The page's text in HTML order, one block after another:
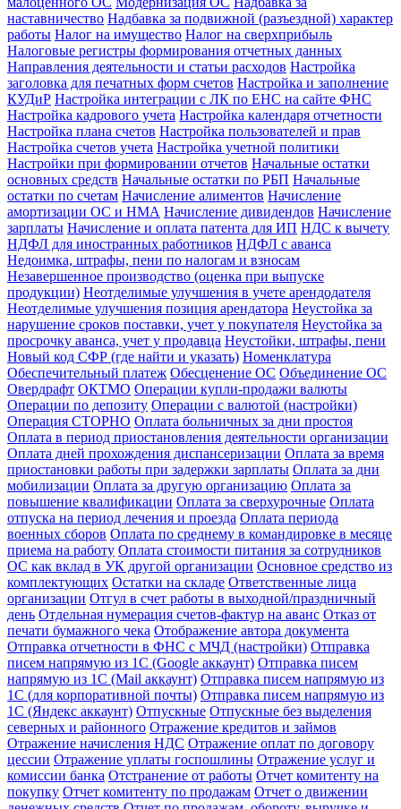
наставничество Надбавка за подвижной (разъездной) характер
работы Налог на имущество Налог на сверхприбыль
Налоговые регистры формирования отчетных данных
Направления деятельности и статьи расходов Настройка
заголовка для печатных форм счетов Настройка и заполнение
КУДиР Настройка интеграции с ЛК по ЕНС на сайте ФНС
Настройка кадрового учета Настройка календаря отчетности
Настройка плана счетов Настройка пользователей и прав
Настройка счетов учета Настройка учетной политики
Настройки при формировании отчетов Начальные остатки
основных средств Начальные остатки по РБП Начальные
остатки по счетам Начисление алиментов Начисление
амортизации ОС и НМА Начисление дивидендов Начисление
зарплаты Начисление и оплата патента для ИП НДС к вычету
НДФЛ для иностранных работников НДФЛ с аванса
Недоимка, штрафы, пени по налогам и взносам
Незавершенное производство (оценка при выпуске
продукции) Неотделимые улучшения в учете арендодателя
Неотделимые улучшения позиция арендатора Неустойка за
нарушение сроков поставки, учет у покупателя Неустойка за
просрочку аванса, учет у продавца Неустойки, штрафы, пени
Новый код СФР (где найти и указать) Номенклатура
Обеспечительный платеж Обесценение ОС Объединение ОС
Овердрафт ОКТМО Операции купли-продажи валюты
Операции по депозиту Операции с валютой (настройки)
Операция СТОРНО Оплата больничных за дни простоя
Оплата в период приостановления деятельности организации
Оплата дней прохождения диспансеризации Оплата за время
приостановки работы при задержки зарплаты Оплата за дни
мобилизации Оплата за другую организацию Оплата за
повышение квалификации Оплата за сверхурочные Оплата
отпуска на период лечения и проезда Оплата периода
военных сборов Оплата по среднему в командировке в месяце
приема на работу Оплата стоимости питания за сотрудников
ОС как вклад в УК другой организации Основное средство из
комплектующих Остатки на складе Ответственные лица
организации Отгул в счет работы в выходной/праздничный
день Отдельная нумерация счетов-фактур на аванс Отказ от
печати бумажного чека Отображение автора документа
Отправка отчетности в ФНС с МЧД (настройки) Отправка
писем напрямую из 1С (Google аккаунт) Отправка писем
напрямую из 1С (Mail аккаунт) Отправка писем напрямую из
1С (для корпоративной почты) Отправка писем напрямую из
1С (Яндекс аккаунт) Отпускные Отпускные без выделения
северных и районного Отражение кредитов и займов
Отражение начисления НДС Отражение оплат по договору
цессии Отражение уплаты госпошлины Отражение услуг и
комиссии банка Отстранение от работы Отчет комитенту на
покупку Отчет комитенту по продажам Отчет о движении